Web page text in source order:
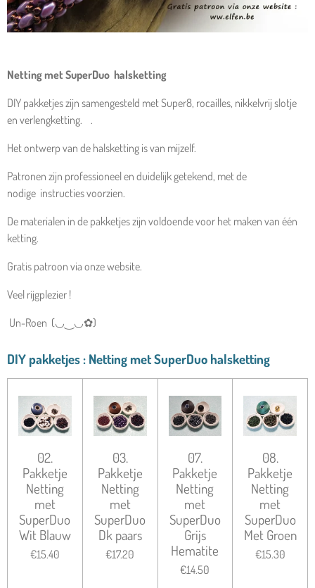
Netting met SuperDuo halsketting
DIY pakketjes zijn samengesteld met Super8, rocailles, nikkelvrij slotje
en verlengketting. .
Het ontwerp van de halsketting is van mijzelf.
Patronen zijn professioneel en duidelijk getekend, met de
nodige instructies voorzien.
De materialen in de pakketjes zijn voldoende voor het maken van één
ketting.
Gratis patroon via onze website.
Veel rijgplezier !
Un-Roen (◡‿◡✿)
DIY pakketjes : Netting met SuperDuo halsketting
02.
Pakketje
Netting
met
SuperDuo
Wit Blauw
€15.40
03.
Pakketje
Netting
met
SuperDuo
Dk paars
€17.20
07.
Pakketje
Netting
met
SuperDuo
Grijs
Hematite
€14.50
08.
Pakketje
Netting
met
SuperDuo
Met Groen
€15.30